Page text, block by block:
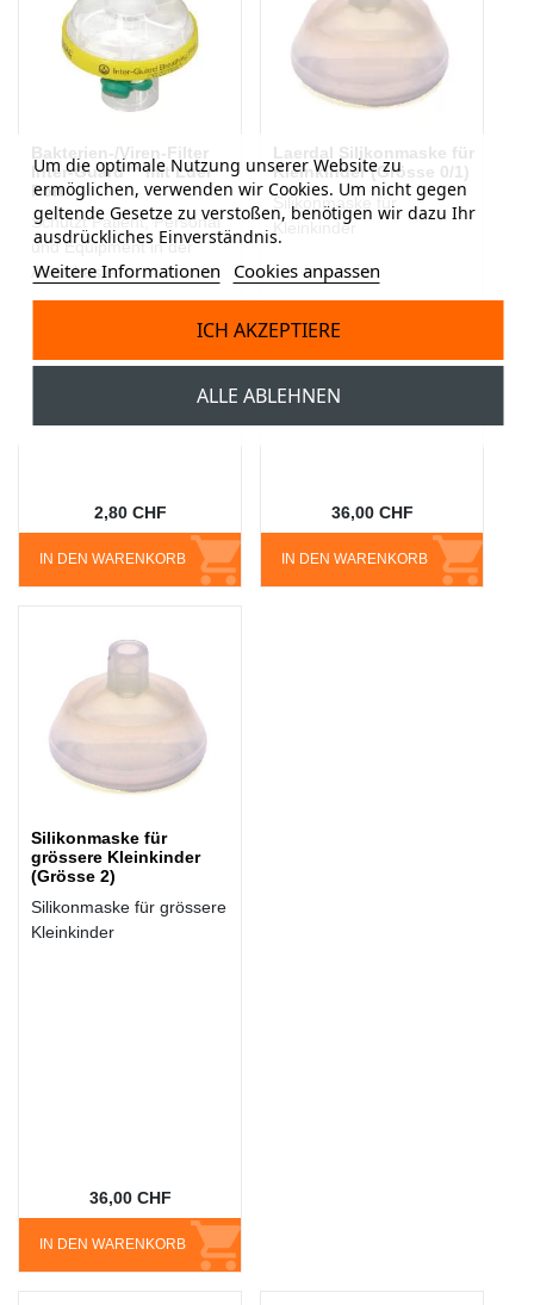
Bakterien-/Viren-Filter
Inter-Guard™ mit Luer
Port
Schützt Patient, Personal
und Equipment in der
Anästhesie
IN DEN WARENKORB
2,80 CHF
Laerdal Silikonmaske für
Kleinkinder (Grösse 0/1)
Silikonmaske für
Kleinkinder
IN DEN WARENKORB
36,00 CHF
Silikonmaske für
grössere Kleinkinder
(Grösse 2)
Silikonmaske für grössere
Kleinkinder
IN DEN WARENKORB
36,00 CHF
Um die optimale Nutzung unserer Website zu
ermöglichen, verwenden wir Cookies. Um nicht gegen
geltende Gesetze zu verstoßen, benötigen wir dazu Ihr
ausdrückliches Einverständnis.
Weitere Informationen Cookies anpassen
ALLE ABLEHNEN
ICH AKZEPTIERE